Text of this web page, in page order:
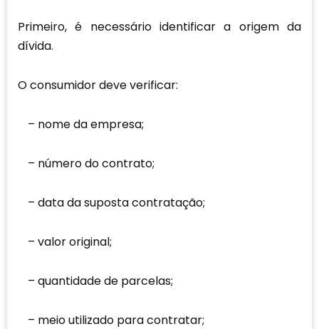
Primeiro, é necessário identificar a origem da
dívida.
O consumidor deve verificar:
nome da empresa;
número do contrato;
data da suposta contratação;
valor original;
quantidade de parcelas;
meio utilizado para contratar;